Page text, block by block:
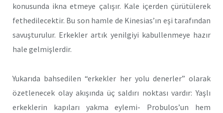
konusunda ikna etmeye çalışır. Kale içerden çürütülerek
fethedilecektir. Bu son hamle de Kinesias’ın eşi tarafından
savuşturulur. Erkekler artık yenilgiyi kabullenmeye hazır
hale gelmişlerdir.
Yukarıda bahsedilen “erkekler her yolu denerler” olarak
özetlenecek olay akışında üç saldırı noktası vardır: Yaşlı
erkeklerin kapıları yakma eylemi- Probulos’un hem